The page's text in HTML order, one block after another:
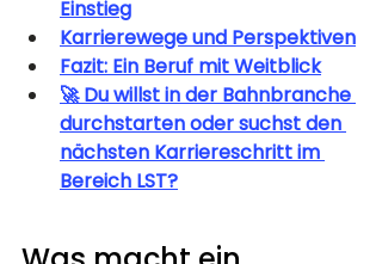
Einstieg
Karrierewege und Perspektiven
Fazit: Ein Beruf mit Weitblick
🚀 Du willst in der Bahnbranche
durchstarten oder suchst den
nächsten Karriereschritt im
Bereich LST?